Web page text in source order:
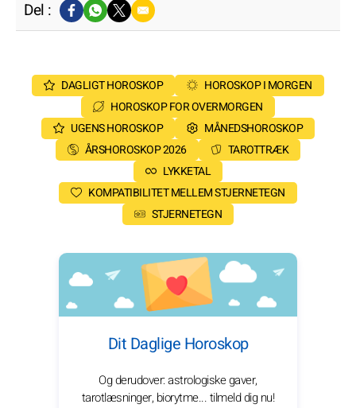
Del :
DAGLIGT HOROSKOP
HOROSKOP I MORGEN
HOROSKOP FOR OVERMORGEN
UGENS HOROSKOP
MÅNEDSHOROSKOP
ÅRSHOROSKOP 2026
TAROTTRÆK
LYKKETAL
KOMPATIBILITET MELLEM STJERNETEGN
STJERNETEGN
Dit Daglige Horoskop
Og derudover: astrologiske gaver,
tarotlæsninger, biorytme... tilmeld dig nu!